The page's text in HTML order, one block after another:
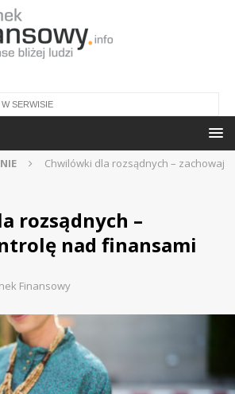
Chwilówki dla rozsądnych – zachowaj
rozsądnych –
nad finansami
Finansowy